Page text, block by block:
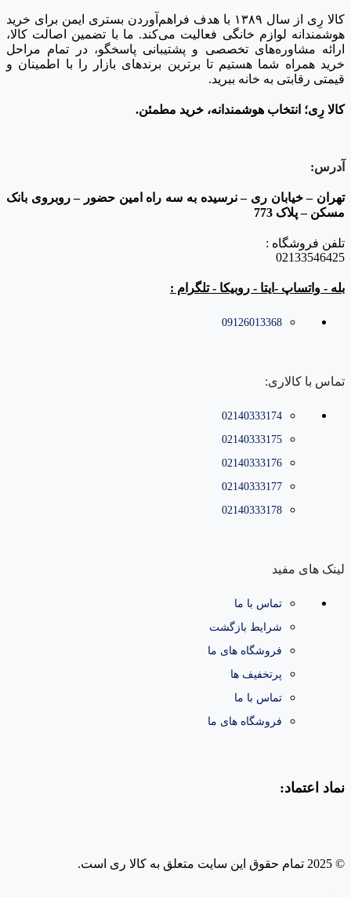
کالا رِی از سال ۱۳۸۹ با هدف فراهم‌آوردن بستری ایمن برای خرید
هوشمندانه لوازم خانگی فعالیت می‌کند. ما با تضمین اصالت کالا،
ارائه مشاوره‌های تخصصی و پشتیبانی پاسخگو، در تمام مراحل
خرید همراه شما هستیم تا برترین برندهای بازار را با اطمینان و
قیمتی رقابتی به خانه‌ ببرید.
کالا رِی؛ انتخاب هوشمندانه، خرید مطمئن.
آدرس:
تهران – خیابان ری – نرسیده به سه راه امین حضور – روبروی بانک
مسکن – پلاک 773
تلفن فروشگاه :
02133546425
بله - واتساپ -ایتا - روبیکا - تلگرام :
09126013368
تماس با کالاری:
02140333174
02140333175
02140333176
02140333177
02140333178
لینک های مفید
تماس با ما
شرایط بازگشت
فروشگاه های ما
پرتخفیف ها
تماس با ما
فروشگاه های ما
نماد اعتماد:
© 2025 تمام حقوق این سایت متعلق به کالا ری است.